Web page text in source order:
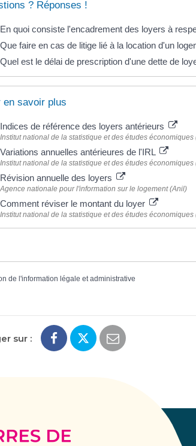
? Réponses !
En quoi consiste l'encadrement des loyers à
Que faire en cas de litige lié à la location d'un
Quel est le délai de prescription d'une dette de
en savoir plus
Indices de référence des loyers antérieurs
Institut national de la statistique et des études économiques
Variations annuelles antérieures de l'IRL
Institut national de la statistique et des études économiques
Révision annuelle des loyers
Agence nationale pour l'information sur le logement (Anil)
Comment réviser le montant du loyer
Institut national de la statistique et des études économiques
de l'information légale et administrative
sur :